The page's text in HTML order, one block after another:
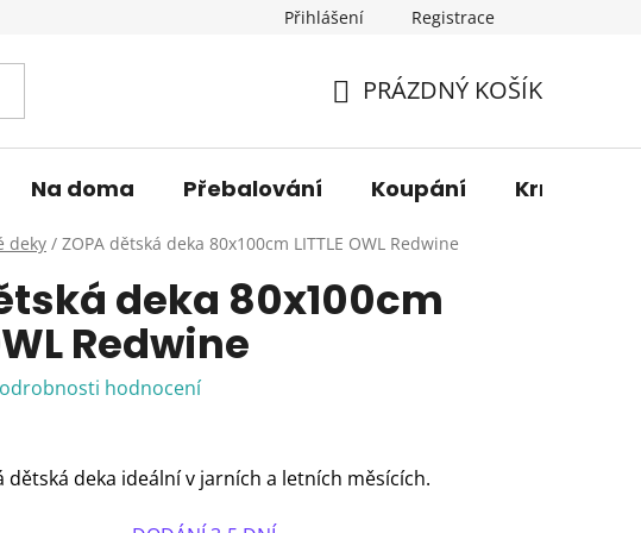
Věrnostní sleva O nás
Přihlášení Registrace
KOŠÍK
PRÁZDNÝ KOŠÍK
Na doma Přebalování Koupání Krmení
deky / ZOPA dětská deka 80x100cm LITTLE OWL Redwine
deka 80x100cm
Redwine
hodnocení
dětská deka ideální v jarních a letních měsících.